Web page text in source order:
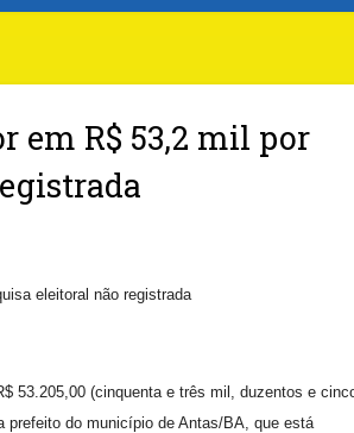
em R$ 53,2 mil por
eleitoral não registrada
53.205,00 (cinquenta e três mil, duzentos e
prefeito do município de Antas/BA, que está